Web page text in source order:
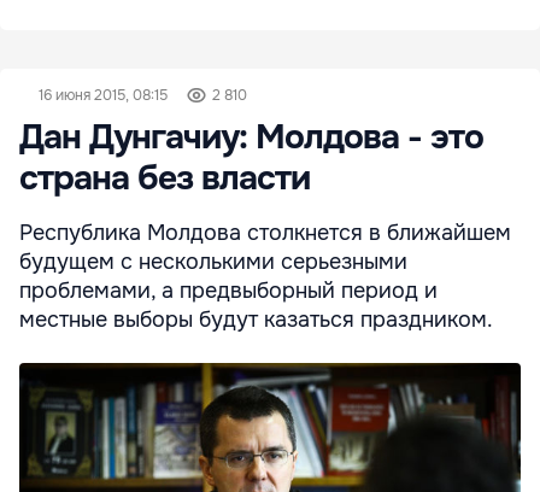
16 июня 2015, 08:15 2 810
Дан Дунгачиу: Молдова - это
страна без власти
Республика Молдова столкнется в ближайшем
будущем с несколькими серьезными
проблемами, а предвыборный период и
местные выборы будут казаться праздником.